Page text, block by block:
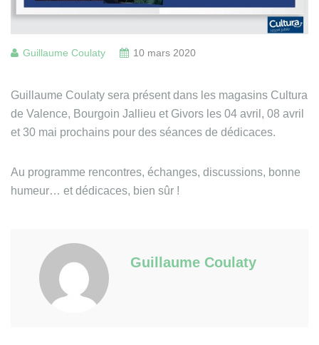
Guillaume Coulaty 10 mars 2020
Guillaume Coulaty sera présent dans les magasins Cultura
de Valence, Bourgoin Jallieu et Givors les 04 avril, 08 avril
et 30 mai prochains pour des séances de dédicaces.
Au programme rencontres, échanges, discussions, bonne
humeur… et dédicaces, bien sûr !
Guillaume Coulaty